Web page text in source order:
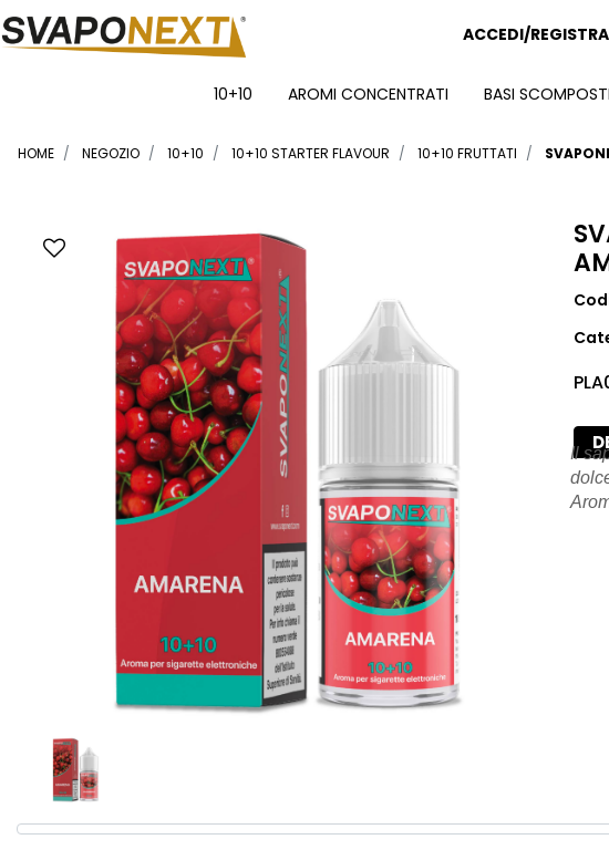
ACCEDI/
10+10 AROMI CONCENTRATI BASI
HOME NEGOZIO 10+10 10+10 STARTER FLAVOUR 10+10 FRUTTATI
Il